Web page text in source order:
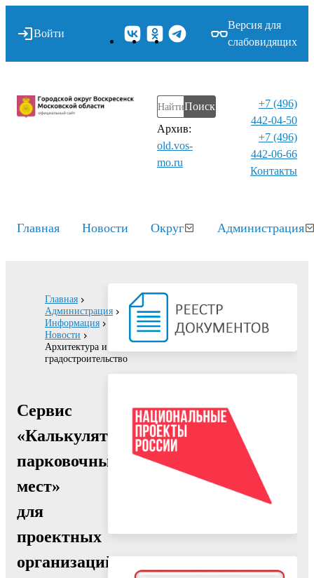
Войти
Версия для
слабовидящих
Поиск
Архив:
old.vos-
mo.ru
+7 (496)
442-04-50
+7 (496)
442-06-66
Контакты⁠
Главная Новости Округ Администрация
Главная
Администрация
Информация
Новости
Архитектура и
градостроительство
Сервис
«Калькулятор
парковочных
мест»
для
проектных
организаций